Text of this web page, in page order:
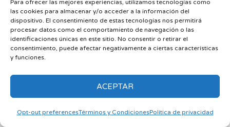
Para ofrecer las mejores experiencias, utilizamos tecnologías como
las cookies para almacenar y/o acceder a la información del
dispositivo. El consentimiento de estas tecnologías nos permitirá
procesar datos como el comportamiento de navegación o las
identificaciones únicas en este sitio. No consentir o retirar el
consentimiento, puede afectar negativamente a ciertas características
y funciones.
ACEPTAR
Opt-out preferencesTérminos y CondicionesPolítica de privacidad